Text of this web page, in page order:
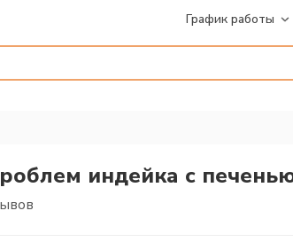
График работы
индейка с